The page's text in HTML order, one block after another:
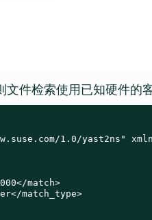
件检索使用已知硬件的
1.0/yast2ns"
match>
match_type>